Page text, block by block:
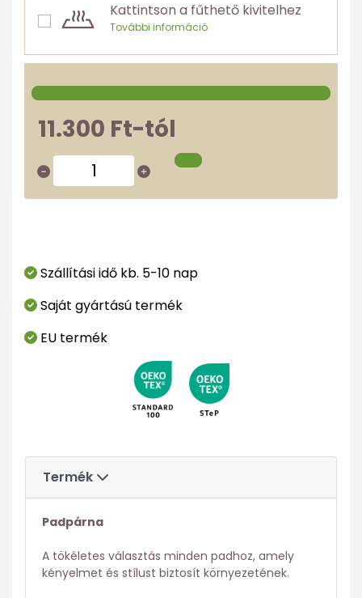
Kattintson a fűthető kivitelhez
További információ
11.300 Ft-tól
Szállítási idő kb. 5-10 nap
Saját gyártású termék
EU termék
Termék
Padpárna
A tökéletes választás minden padhoz, amely
kényelmet és stílust biztosít környezetének.